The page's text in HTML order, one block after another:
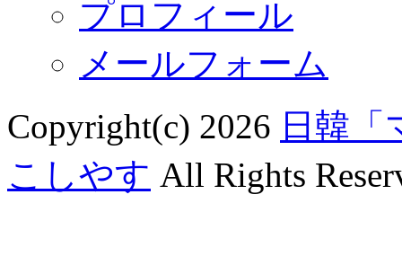
プロフィール
メールフォーム
Copyright(c) 2026 日韓
こしやす All Rights